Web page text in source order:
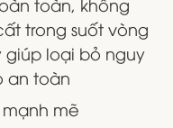
trong suốt vòng
giúp loại bỏ nguy
an toàn
mẽ